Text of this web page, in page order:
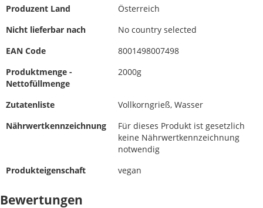
Produzent Land
Österreich
Nicht lieferbar nach
No country selected
EAN Code
8001498007498
Produktmenge -
Nettofüllmenge
2000g
Zutatenliste
Vollkorngrieß, Wasser
Nährwertkennzeichnung
Für dieses Produkt ist gesetzlich
keine Nährwertkennzeichnung
notwendig
Produkteigenschaft
vegan
Bewertungen